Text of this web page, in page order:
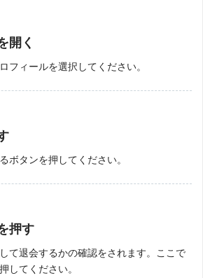
開く
フィールを選択してください。
ボタンを押してください。
押す
て退会するかの確認をされます。ここで
してください。